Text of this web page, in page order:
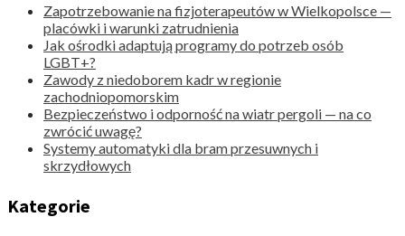
Zapotrzebowanie na fizjoterapeutów w Wielkopolsce —
placówki i warunki zatrudnienia
Jak ośrodki adaptują programy do potrzeb osób
LGBT+?
Zawody z niedoborem kadr w regionie
zachodniopomorskim
Bezpieczeństwo i odporność na wiatr pergoli — na co
zwrócić uwagę?
Systemy automatyki dla bram przesuwnych i
skrzydłowych
Kategorie